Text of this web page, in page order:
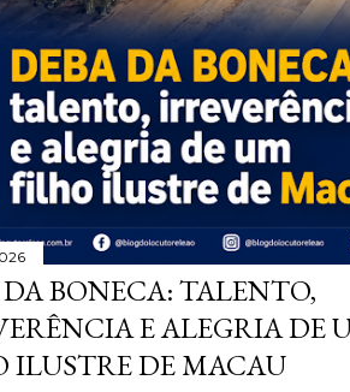
BONECA: TALENTO,
E ALEGRIA DE
ILUSTRE DE MACAU